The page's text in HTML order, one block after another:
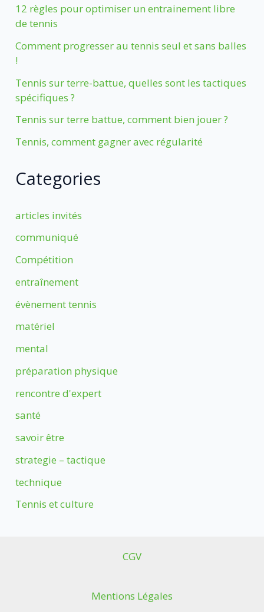
12 règles pour optimiser un entrainement libre
de tennis
Comment progresser au tennis seul et sans balles
!
Tennis sur terre-battue, quelles sont les tactiques
spécifiques ?
Tennis sur terre battue, comment bien jouer ?
Tennis, comment gagner avec régularité
Categories
articles invités
communiqué
Compétition
entraînement
évènement tennis
matériel
mental
préparation physique
rencontre d'expert
santé
savoir être
strategie – tactique
technique
Tennis et culture
CGV
Mentions Légales